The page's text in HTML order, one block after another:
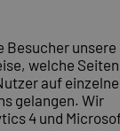
Besucher unsere
welche
auf
gelangen. Wir
4 und